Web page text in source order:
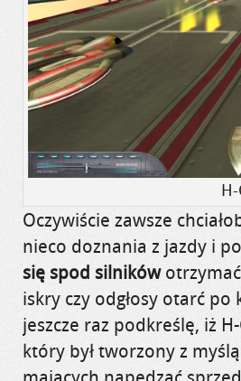
Oczywiście zawsze
nieco doznania z jazdy i
się spod silników
iskry czy odgłosy otarć
jeszcze raz podkreślę, iż
który był tworzony z